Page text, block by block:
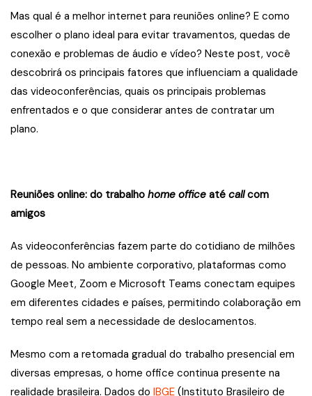
Mas qual é a melhor internet para reuniões online? E como
escolher o plano ideal para evitar travamentos, quedas de
conexão e problemas de áudio e vídeo? Neste post, você
descobrirá os principais fatores que influenciam a qualidade
das videoconferências, quais os principais problemas
enfrentados e o que considerar antes de contratar um
plano.
Reuniões online: do trabalho home office até callcom
amigos
As videoconferências fazem parte do cotidiano de milhões
de pessoas. No ambiente corporativo, plataformas como
Google Meet, Zoom e Microsoft Teams conectam equipes
em diferentes cidades e países, permitindo colaboração em
tempo real sem a necessidade de deslocamentos.
Mesmo com a retomada gradual do trabalho presencial em
diversas empresas, o home office continua presente na
realidade brasileira. Dados do IBGE (Instituto Brasileiro de